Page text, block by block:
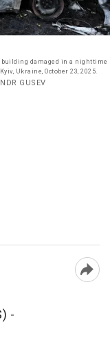
building damaged in a nighttime
Ukraine, October 23, 2025.
GUSEV
-